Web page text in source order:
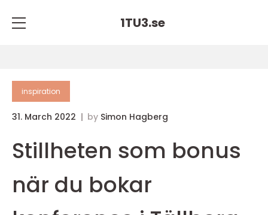
1TU3.se
inspiration
31. March 2022 by Simon Hagberg
Stillheten som bonus
när du bokar